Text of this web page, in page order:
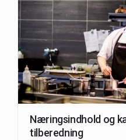
Næringsindhold og
tilberedning